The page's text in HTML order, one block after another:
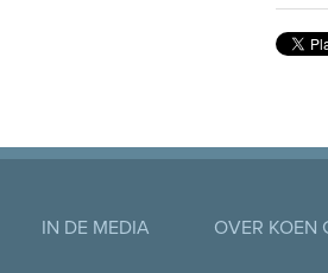
IN DE MEDIA OVER KOEN